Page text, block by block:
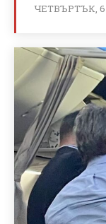
ЧЕТВЪРТЪК, 6